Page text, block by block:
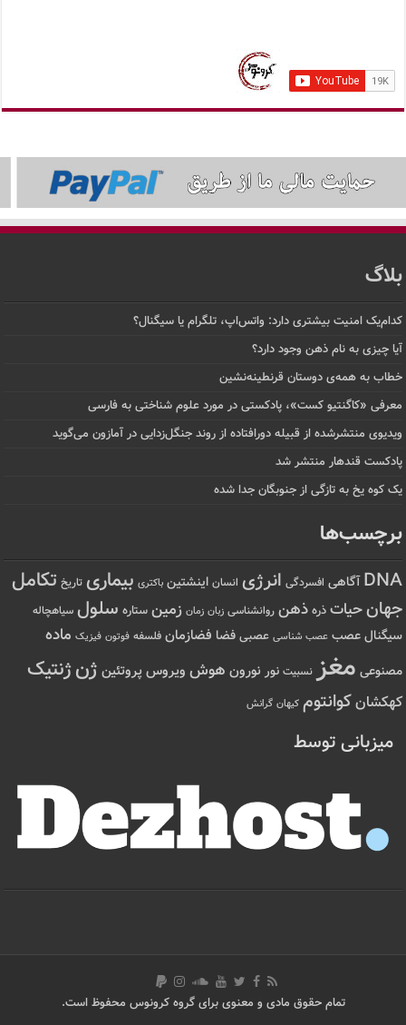
امنیت بیشتری دارد: واتس‌اپ، تلگرام یا سیگنال؟
چیزی به نام ذهن وجود دارد؟
به همه‌ی دوستان قرنطینه‌نشین
«کاگنتیو کست»، پادکستی در مورد علوم شناختی به فارسی
منتشرشده از قبیله دورافتاده‌ از روند جنگل‌زدایی در آمازون می‌گوید
قندهار منتشر شد
کوه یخ به تازگی از جنوبگان جدا شده
آگاهی افسردگی انرژی انسان اینشتین باکتری بیماری تاریخ تکامل
حیات ذره ذهن روانشناسی زبان زمان زمین ستاره سلول سیاهچاله
عصب عصب شناسی عصبی فضافضازمان فلسفه فوتون فیزیک ماده
مغز نسبیت نورنورونهوش ویروسپروتئینژنژنتیک
کوانتوم کیهان گرانش
میزبانی توسط
تمام حقوق مادی و معنوی برای گروه کرونوس محفوظ است.